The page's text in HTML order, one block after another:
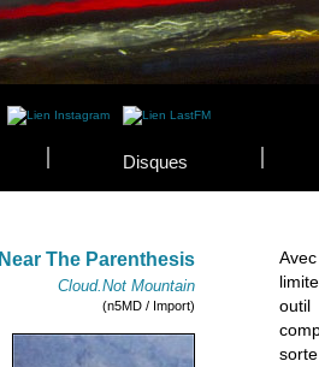
Disques
Near The Parenthesis
Cloud.Not Mountain
(n5MD / Import)
outil